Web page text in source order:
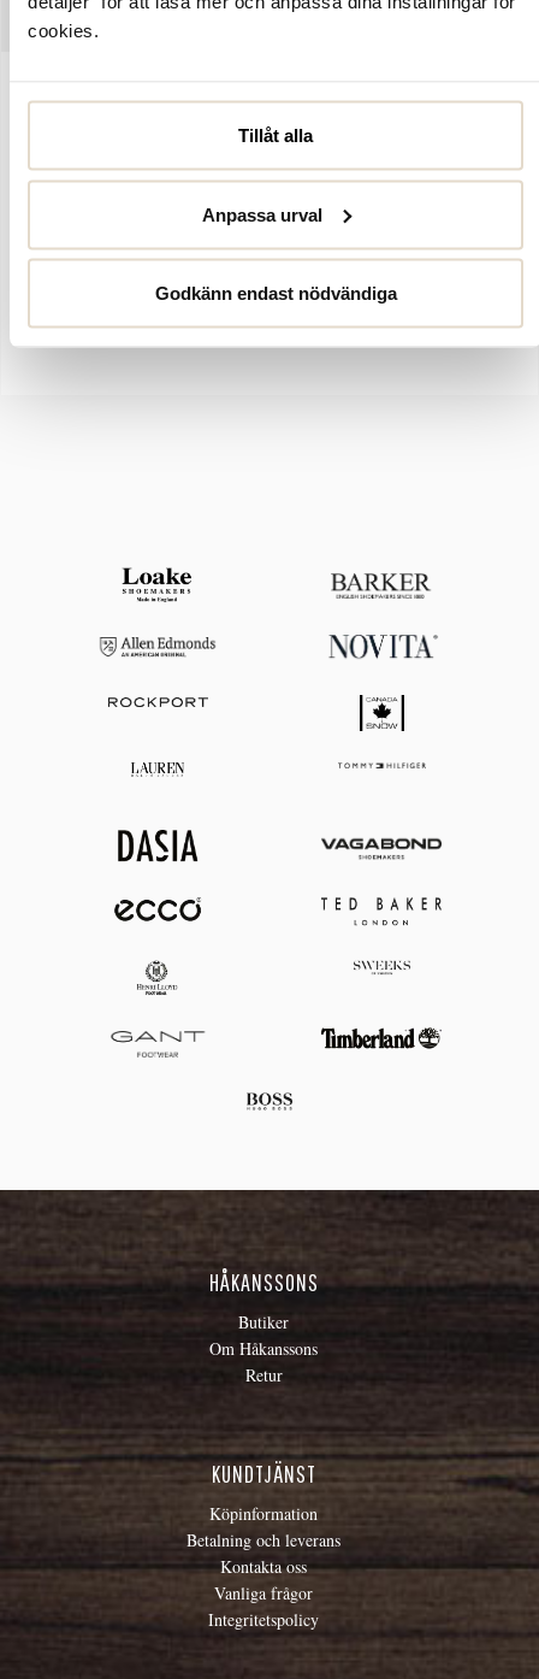
cookies.
Tillåt alla
Anpassa urval
Godkänn endast nödvändiga
Artikelnummer: 4241148
Ljuså, khakigrön lättviktsjacka med huva från Stenk. Vadderad
jacka med dragkedja och rymliga fickor i sidorna som stängs med
som reglerar din kroppstemperatur för komfort och värme.
Sidpartier i stretchmaterial som gör jackan följsam vid aktiv
yttre kyla. Innerficka med dragkedja för smart förvaring av nycklar
och kort. Perfekt att ha under regnjackan i kallare väder.
HÅKANSSONS
Butiker
Om Håkanssons
Retur
KUNDTJÄNST
Köpinformation
Betalning och leverans
Kontakta oss
Vanliga frågor
Integritetspolicy